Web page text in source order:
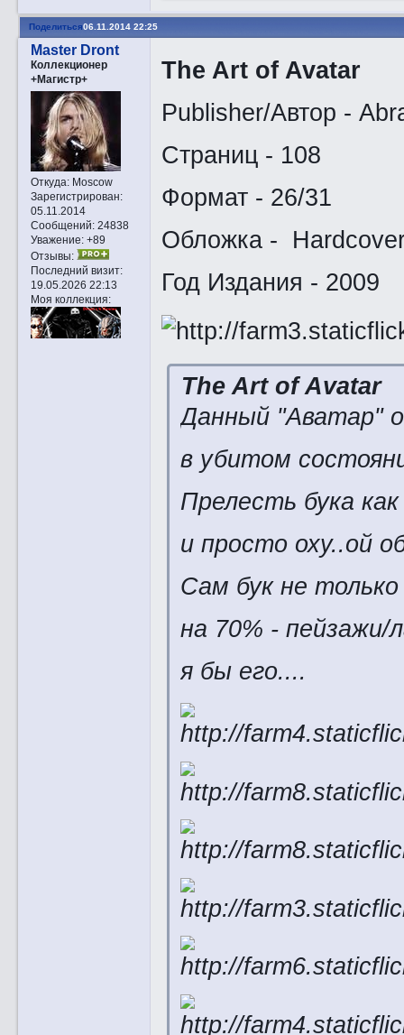
Поделиться06.11.2014 22:25
Master Dront
Коллекционер
+Магистр+
Откуда:Moscow
Зарегистрирован:
05.11.2014
Сообщений:24838
Уважение: +89
Отзывы:
Последний визит:
19.05.2026 22:13
Моя коллекция:
The Art of Avatar
Publisher/Автор -
Страниц - 108
Формат - 26/31
Обложка -
Год Издания - 2009
The Art of Avatar
Данный "Аватар"
в убитом
Прелесть бука
и просто оху..ой
Сам бук не
на 70% -
я бы его....